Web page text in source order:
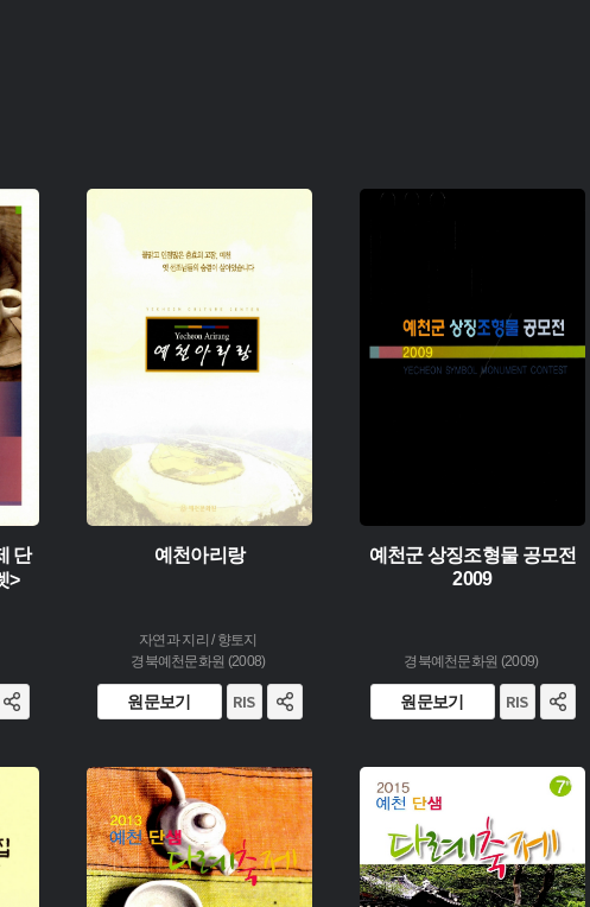
단
>
예천아리랑
자연과 지리 / 향토지
경북예천문화원 (2008)
원문보기
예천군 상징조형물 공모전
2009
경북예천문화원 (2009)
원문보기
유형 :
생산 :
유형 :
생산 :